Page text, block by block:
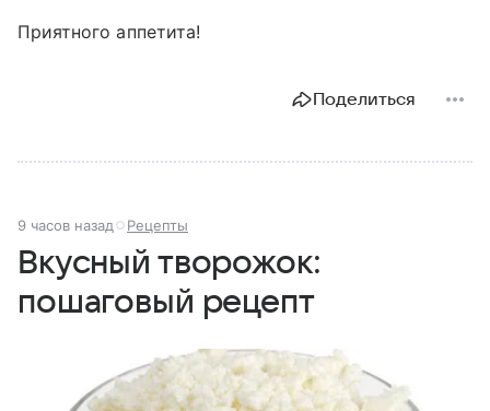
Приятного аппетита!
Поделиться
9 часов назад Рецепты
Вкусный творожок:
пошаговый рецепт